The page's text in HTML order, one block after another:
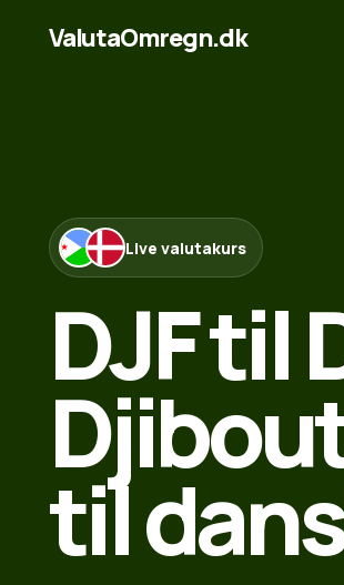
ValutaOmregn.dk
Live valutakurs
DJF til
til